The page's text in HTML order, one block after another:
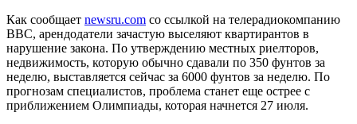
Как сообщает newsru.com со ссылкой на телерадиокомпанию
BBC, арендодатели зачастую выселяют квартирантов в
нарушение закона. По утверждению местных риелторов,
недвижимость, которую обычно сдавали по 350 фунтов за
неделю, выставляется сейчас за 6000 фунтов за неделю. По
прогнозам специалистов, проблема станет еще острее с
приближением Олимпиады, которая начнется 27 июля.